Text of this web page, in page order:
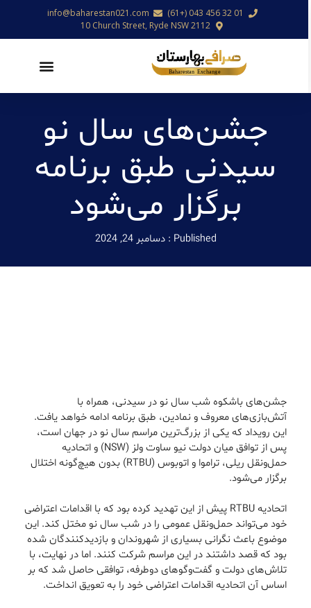
01 32 456 043 (+61)
info@baharestan021.com
10 Church Street, Ryde NSW 2112
جشن‌های سال نو
سیدنی طبق برنامه
برگزار می‌شود
Published : دسامبر 24, 2024
جشن‌های باشکوه شب سال نو در سیدنی، همراه با
آتش‌بازی‌های معروف و نمادین، طبق برنامه ادامه خواهد یافت.
این رویداد که یکی از بزرگ‌ترین مراسم سال نو در جهان است،
پس از توافق میان دولت نیو ساوت ولز (NSW) و اتحادیه
حمل‌ونقل ریلی، تراموا و اتوبوس (RTBU) بدون هیچ‌گونه اختلال
برگزار می‌شود.
اتحادیه RTBU پیش از این تهدید کرده بود که با اقدامات اعتراضی
خود می‌تواند حمل‌ونقل عمومی را در شب سال نو مختل کند. این
موضوع باعث نگرانی بسیاری از شهروندان و بازدیدکنندگان شده
بود که قصد داشتند در این مراسم شرکت کنند. اما در نهایت، با
تلاش‌های دولت و گفت‌وگوهای دوطرفه، توافقی حاصل شد که بر
اساس آن اتحادیه اقدامات اعتراضی خود را به تعویق انداخت.